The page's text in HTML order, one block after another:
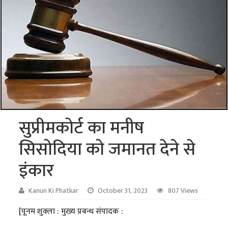
सुप्रीमकोर्ट का मनीष
सिसोदिया को जमानत देने से
इंकार
Kanun Ki Phatkar October 31, 2023 807 Views
[पूनम शुक्ला : मुख्य प्रबन्ध संपादक :